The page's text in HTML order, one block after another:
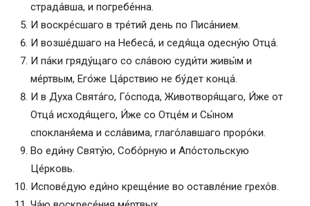
страда́вша, и погребе́нна.
И воскре́сшаго в тре́тий день по Писа́нием.
И возше́дшаго на Небеса́, и седя́ща одесну́ю Отца́.
И па́ки гряду́щаго со сла́вою суди́ти живы́м и
ме́ртвым, Его́же Ца́рствию не бу́дет конца́.
И в Д́уха Свята́го, Го́спода, Животворя́щаго, И́же от
Отца́ исходя́щего, И́же со Отце́м и Сы́ном
спокланя́ема и ссла́вима, глаго́лавшаго проро́ки.
Во еди́ну Святу́ю, Собо́рную и Апо́стольскую
Це́рковь.
Испове́дую еди́но креще́ние во оставле́ние грехо́в.